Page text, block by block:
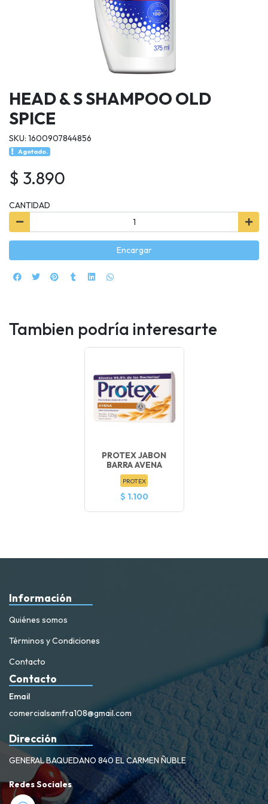
HEAD & S SHAMPOO OLD
SPICE
SKU: 1600907844856
Agotado.
$ 3.890
CANTIDAD
Encargar
Tambien podría interesarte
PROTEX JABON
BARRA AVENA
PROTEX
$ 1.100
Información
Quiénes somos
Términos y Condiciones
Contacto
Contacto
Email
comercialsamfra108@gmail.com
Dirección
GENERAL BAQUEDANO 840 EL CARMEN ÑUBLE
Redes Sociales